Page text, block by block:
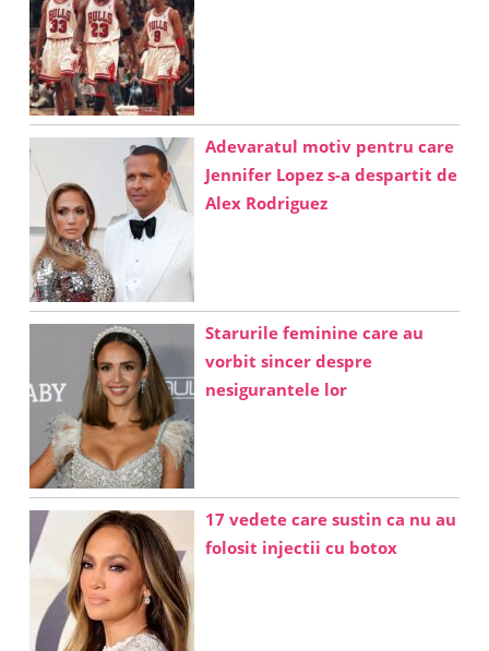
Adevaratul motiv pentru care
Jennifer Lopez s-a despartit de
Alex Rodriguez
Starurile feminine care au
vorbit sincer despre
nesigurantele lor
17 vedete care sustin ca nu au
folosit injectii cu botox